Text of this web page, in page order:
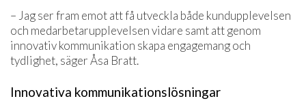
– Jag ser fram emot att få utveckla både kundupplevelsen
och medarbetarupplevelsen vidare samt att genom
innovativ kommunikation skapa engagemang och
tydlighet, säger Åsa Bratt.
Innovativa kommunikationslösningar